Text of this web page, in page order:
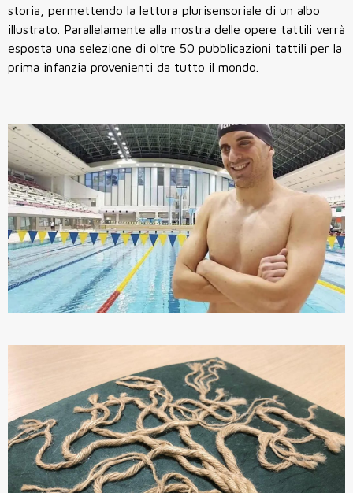
storia, permettendo la lettura plurisensoriale di un albo
illustrato. Parallelamente alla mostra delle opere tattili verrà
esposta una selezione di oltre 50 pubblicazioni tattili per la
prima infanzia provenienti da tutto il mondo.